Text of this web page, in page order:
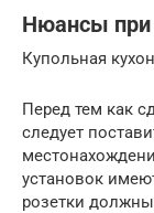
Нюансы при
Купольная
Перед тем как
следует
установок
розетки